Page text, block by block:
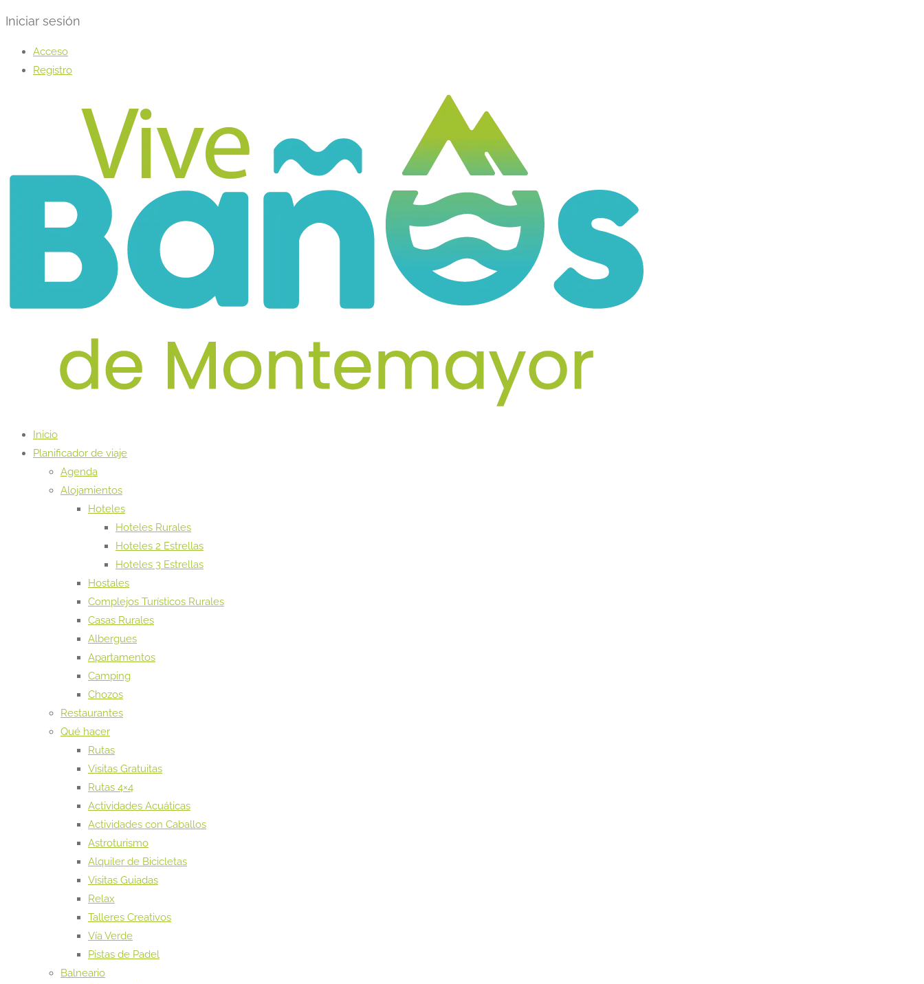
Iniciar sesión
Acceso
Registro
Inicio
Planificador de viaje
Agenda
Alojamientos
Hoteles
Hoteles Rurales
Hoteles 2 Estrellas
Hoteles 3 Estrellas
Hostales
Complejos Turísticos Rurales
Casas Rurales
Albergues
Apartamentos
Camping
Chozos
Restaurantes
Qué hacer
Rutas
Visitas Gratuitas
Rutas 4×4
Actividades Acuáticas
Actividades con Caballos
Astroturismo
Alquiler de Bicicletas
Visitas Guiadas
Relax
Talleres Creativos
Vía Verde
Pistas de Padel
Balneario